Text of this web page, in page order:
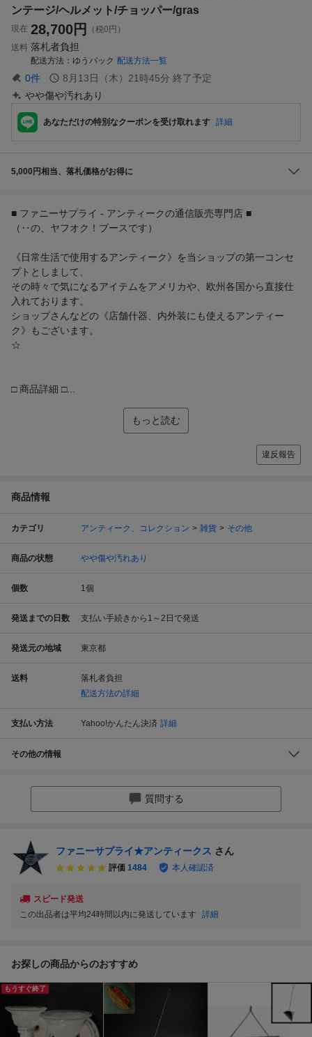
ンテージ/ヘルメット/チョッパー/gras
現在 28,700円
（税0円）
送料 落札者負担
配送方法 ゆうパック 配送方法一覧
0件 8月13日（木）21時45分 終了予定
やや傷や汚れあり
あなただけの特別なクーポンを受け取れます 詳細
5,000円相当、落札価格がお得に
■ ファニーサプライ - アンティークの通信販売専門店 ■
（‥の、ヤフオク！ブースです）
《日常生活で使用するアンティーク》を当ショップの第一コンセ
プトとしまして、
その時々で気になるアイテムをアメリカや、欧州各国から直接仕
入れております。
ショップさんなどの《店舗什器、内外装にも使えるアンティー
ク》もございます。
☆
□ 商品詳細 □...
もっと読む
違反報告
商品情報
カテゴリ アンティーク、コレクション 雑貨 その他
商品の状態 やや傷や汚れあり
個数 1個
発送までの日数 支払い手続きから1～2日で発送
発送元の地域 東京都
送料
落札者負担
配送方法の詳細
支払い方法 Yahoo!かんたん決済 詳細
その他の情報
質問する
ファニーサプライ★アンティークス さん
評価 1484 本人確認済
スピード発送
この出品者は平均24時間以内に発送しています
詳細
お探しの商品からのおすすめ
もうすぐ終了